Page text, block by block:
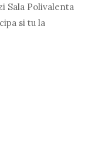
Sala Polivalenta
si tu la